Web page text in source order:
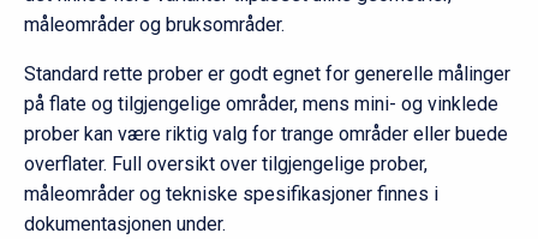
måleområder og bruksområder.
Standard rette prober er godt egnet for generelle målinger
på flate og tilgjengelige områder, mens mini- og vinklede
prober kan være riktig valg for trange områder eller buede
overflater. Full oversikt over tilgjengelige prober,
måleområder og tekniske spesifikasjoner finnes i
dokumentasjonen under.